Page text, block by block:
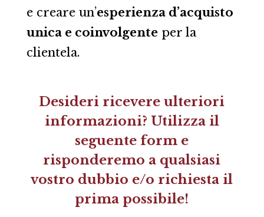
e creare un’esperienza d’acquisto
unica e coinvolgenteper la
clientela.
Desideri ricevere ulteriori
informazioni? Utilizza il
seguente form e
risponderemo a qualsiasi
vostro dubbio e/o richiesta il
prima possibile!